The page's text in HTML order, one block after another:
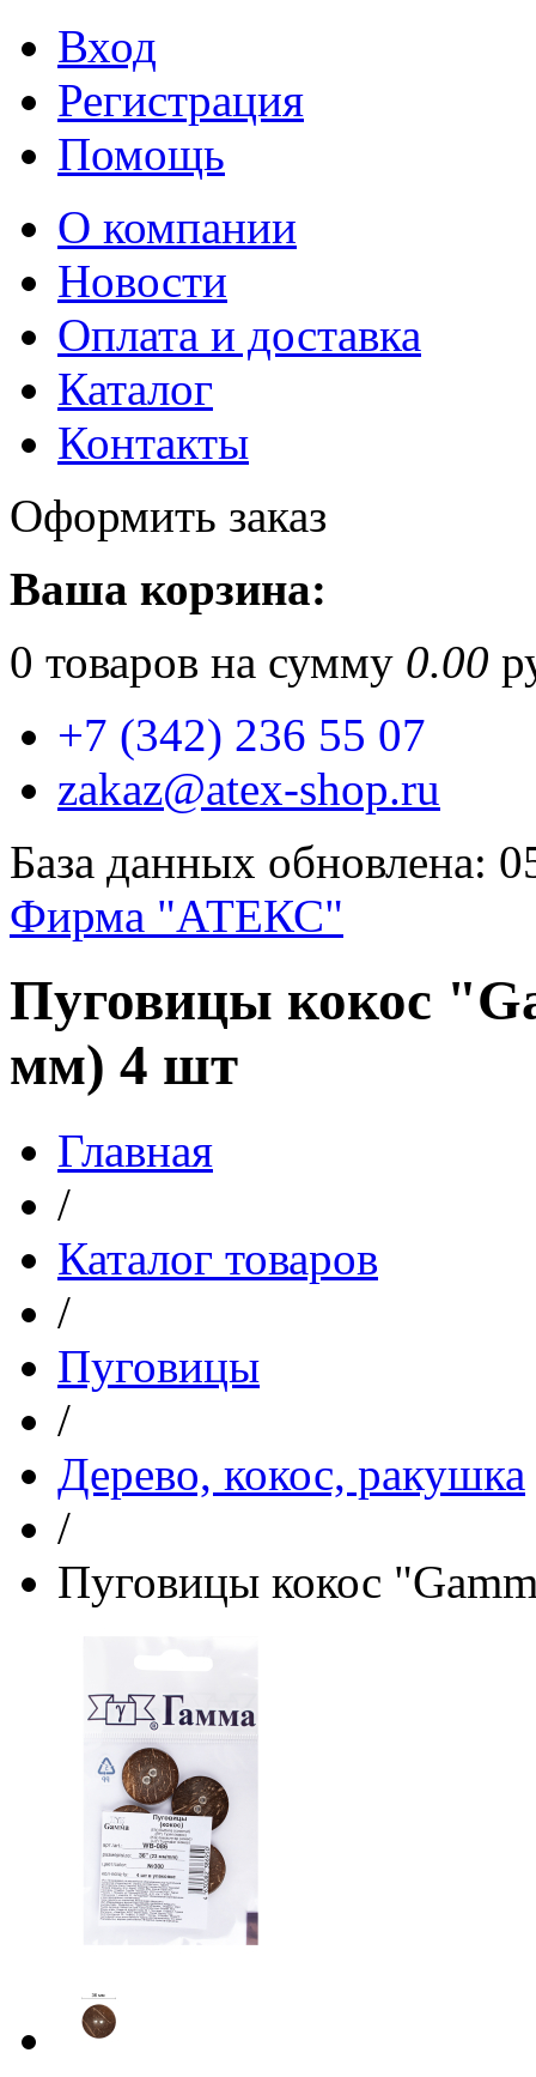
Вход
Регистрация
Помощь
О компании
Новости
Оплата и доставка
Каталог
Контакты
Оформить заказ
Ваша корзина:
0 товаров на сумму 0.00
+7 (342) 236 55 07
zakaz@atex-shop.ru
База данных обновлена:
Фирма "АТЕКС"
Пуговицы кокос
мм) 4 шт
Главная
/
Каталог товаров
/
Пуговицы
/
Дерево, кокос, ракушка
/
Пуговицы кокос